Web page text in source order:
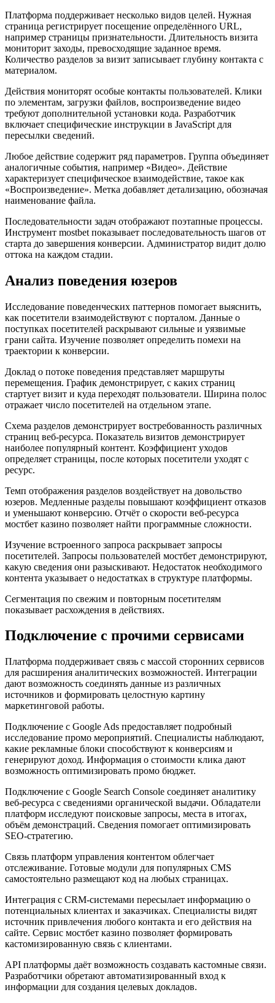
Платформа поддерживает несколько видов целей. Нужная
страница регистрирует посещение определённого URL,
например страницы признательности. Длительность визита
мониторит заходы, превосходящие заданное время.
Количество разделов за визит записывает глубину контакта с
материалом.
Действия мониторят особые контакты пользователей. Клики
по элементам, загрузки файлов, воспроизведение видео
требуют дополнительной установки кода. Разработчик
включает специфические инструкции в JavaScript для
пересылки сведений.
Любое действие содержит ряд параметров. Группа объединяет
аналогичные события, например «Видео». Действие
характеризует специфическое взаимодействие, такое как
«Воспроизведение». Метка добавляет детализацию, обозначая
наименование файла.
Последовательности задач отображают поэтапные процессы.
Инструмент mostbet показывает последовательность шагов от
старта до завершения конверсии. Администратор видит долю
оттока на каждом стадии.
Анализ поведения юзеров
Исследование поведенческих паттернов помогает выяснить,
как посетители взаимодействуют с порталом. Данные о
поступках посетителей раскрывают сильные и уязвимые
грани сайта. Изучение позволяет определить помехи на
траектории к конверсии.
Доклад о потоке поведения представляет маршруты
перемещения. График демонстрирует, с каких страниц
стартует визит и куда переходят пользователи. Ширина полос
отражает число посетителей на отдельном этапе.
Схема разделов демонстрирует востребованность различных
страниц веб-ресурса. Показатель визитов демонстрирует
наиболее популярный контент. Коэффициент уходов
определяет страницы, после которых посетители уходят с
ресурс.
Темп отображения разделов воздействует на довольство
юзеров. Медленные разделы повышают коэффициент отказов
и уменьшают конверсию. Отчёт о скорости веб-ресурса
мостбет казино позволяет найти программные сложности.
Изучение встроенного запроса раскрывает запросы
посетителей. Запросы пользователей мостбет демонстрируют,
какую сведения они разыскивают. Недостаток необходимого
контента указывает о недостатках в структуре платформы.
Сегментация по свежим и повторным посетителям
показывает расхождения в действиях.
Подключение с прочими сервисами
Платформа поддерживает связь с массой сторонних сервисов
для расширения аналитических возможностей. Интеграции
дают возможность соединять данные из различных
источников и формировать целостную картину
маркетинговой работы.
Подключение с Google Ads предоставляет подробный
исследование промо мероприятий. Специалисты наблюдают,
какие рекламные блоки способствуют к конверсиям и
генерируют доход. Информация о стоимости клика дают
возможность оптимизировать промо бюджет.
Подключение с Google Search Console соединяет аналитику
веб-ресурса с сведениями органической выдачи. Обладатели
платформ исследуют поисковые запросы, места в итогах,
объём демонстраций. Сведения помогает оптимизировать
SEO-стратегию.
Связь платформ управления контентом облегчает
отслеживание. Готовые модули для популярных CMS
самостоятельно размещают код на любых страницах.
Интеграция с CRM-системами пересылает информацию о
потенциальных клиентах и заказчиках. Специалисты видят
источник привлечения любого контакта и его действия на
сайте. Сервис мостбет казино позволяет формировать
кастомизированную связь с клиентами.
API платформы даёт возможность создавать кастомные связи.
Разработчики обретают автоматизированный вход к
информации для создания целевых докладов.